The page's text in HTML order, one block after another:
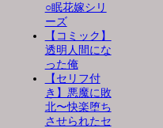
○眠花嫁シリ
ーズ
【コミック】
透明人間にな
った俺
【セリフ付
き】悪魔に敗
北〜快楽堕ち
させられたセ